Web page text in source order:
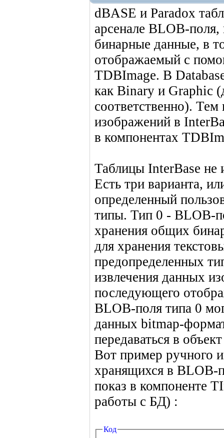
dBASE и Paradox
арсенале BLOB-
бинарные данные, в
отображаемый с
TDBImage. В
как Binary и Graphic
соответственно).
изображений в
в компонентах
Таблицы InterBase не
Есть три варианта,
определенный
типы. Тип 0 - BLOB-
хранения общих
для хранения
предопределенных
извлечения данных
последующего
BLOB-поля типа 0
данных bitmap-
передаваться в
Вот пример ручного
хранящихся в BLOB-
показ в компоненте
работы с БД) :
Код